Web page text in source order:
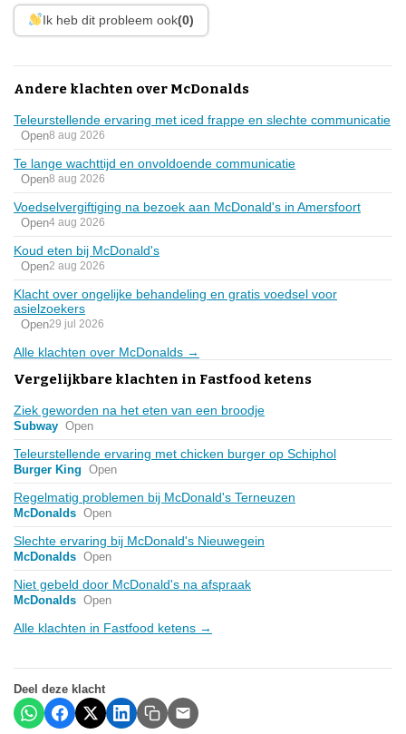
Ik heb dit probleem ook(0)
Andere klachten over McDonalds
Teleurstellende ervaring met iced frappe en slechte communicatie
Open8 aug 2026
Te lange wachttijd en onvoldoende communicatie
Open8 aug 2026
Voedselvergiftiging na bezoek aan McDonald's in Amersfoort
Open4 aug 2026
Koud eten bij McDonald's
Open2 aug 2026
Klacht over ongelijke behandeling en gratis voedsel voor
asielzoekers
Open29 jul 2026
Alle klachten over McDonalds →
Vergelijkbare klachten in Fastfood ketens
Ziek geworden na het eten van een broodje
Subway Open
Teleurstellende ervaring met chicken burger op Schiphol
Burger King Open
Regelmatig problemen bij McDonald's Terneuzen
McDonalds Open
Slechte ervaring bij McDonald's Nieuwegein
McDonalds Open
Niet gebeld door McDonald's na afspraak
McDonalds Open
Alle klachten in Fastfood ketens →
Deel deze klacht